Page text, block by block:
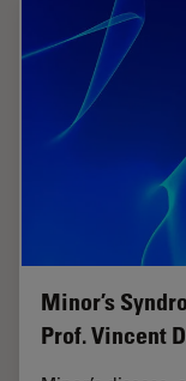
Minor’s
Prof. Vincent